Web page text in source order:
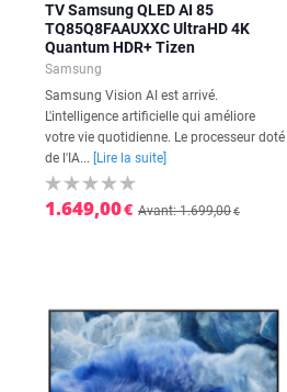
TV Samsung QLED AI 85
TQ85Q8FAAUXXC UltraHD 4K
Quantum HDR+ Tizen
Samsung
Samsung Vision AI est arrivé.
L'intelligence artificielle qui améliore
votre vie quotidienne. Le processeur doté
de l'IA...
[Lire la suite]
1.649,00€ Avant: 1.699,00€